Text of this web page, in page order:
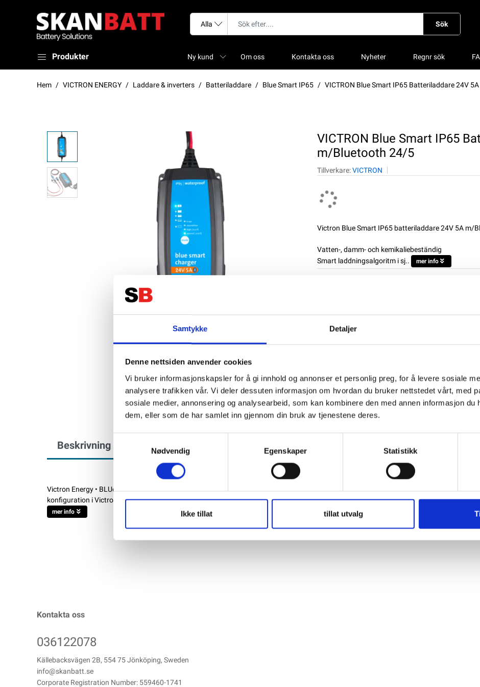
Samtykke Detaljer
Denne nettsiden anvender cookies
Vi bruker informasjonskapsler for å gi innhold og annonser et personlig preg, for å levere sosiale
analysere trafikken vår. Vi deler dessuten informasjon om hvordan du bruker nettstedet vårt, med
sosiale medier, annonsering og analysearbeid, som kan kombinere den med annen informasjon du
dem, eller som de har samlet inn gjennom din bruk av tjenestene deres.
Nødvendig
Egenskaper Statistikk
Ikke tillat tillat utvalg
Sök
Produkter Ny kund Om oss Kontakta oss Nyheter Regnr sök
Hem VICTRON ENERGY Laddare & inverters Batteriladdare Blue Smart IP65 VICTRON Blue Smart IP65 Batteriladdare 24V
VICTRON Blue Smart IP65
m/Bluetooth 24/5
Tillverkare:VICTRON
Victron Blue Smart IP65 batteriladdare 24V 5A m/
Vatten-, damm- och kemikaliebeständig
Smart laddningsalgoritm i sj..
mer info
Beskrivning Specifikation Bruksanvisning
Victron Energy • BLUe smart Charger Victron Blue Smart IP65 Charger – batteriladdare 24V 5A (BPC240531064R) Smart batteriladdare
konfiguration i VictronConnect. Passar perfekt för att ladda de flesta
mer info
Kontakta oss
036122078
Källebacksvägen 2B, 554 75 Jönköping, Sweden
info@skanbatt.se
Corporate Registration Number: 559460-1741